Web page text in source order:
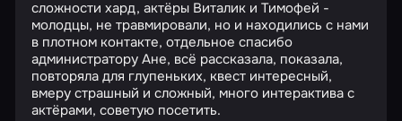
сложности хард, актёры Виталик и Тимофей -
молодцы, не травмировали, но и находились с нами
в плотном контакте, отдельное спасибо
администратору Ане, всё рассказала, показала,
повторяла для глупеньких, квест интересный,
вмеру страшный и сложный, много интерактива с
актёрами, советую посетить.